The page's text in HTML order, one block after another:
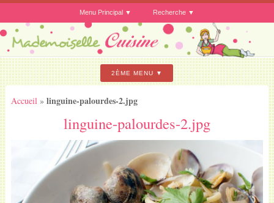
Menu Principal Recherche
2ÈME MENU
Accueil » linguine-palourdes-2.jpg
linguine-palourdes-2.jpg